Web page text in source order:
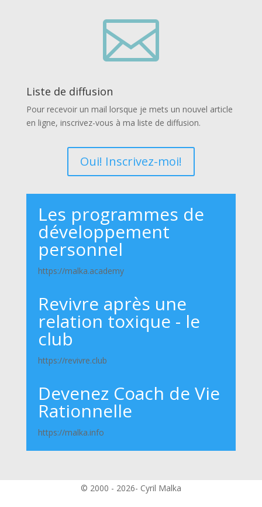

Liste de diffusion
Pour recevoir un mail lorsque je mets un nouvel article
en ligne, inscrivez-vous à ma liste de diffusion.
Oui! Inscrivez-moi!
Les programmes de
développement
personnel
https://malka.academy
Revivre après une
relation toxique - le
club
https://revivre.club
Devenez Coach de Vie
Rationnelle
https://malka.info
© 2000 - 2026- Cyril Malka